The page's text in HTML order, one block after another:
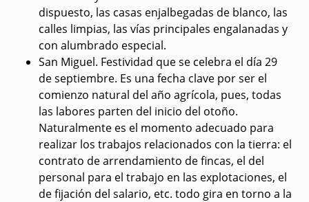
dispuesto, las casas enjalbegadas de blanco, las
calles limpias, las vías principales engalanadas y
con alumbrado especial.
San Miguel. Festividad que se celebra el día 29
de septiembre. Es una fecha clave por ser el
comienzo natural del año agrícola, pues, todas
las labores parten del inicio del otoño.
Naturalmente es el momento adecuado para
realizar los trabajos relacionados con la tierra: el
contrato de arrendamiento de fincas, el del
personal para el trabajo en las explotaciones, el
de fijación del salario, etc. todo gira en torno a la